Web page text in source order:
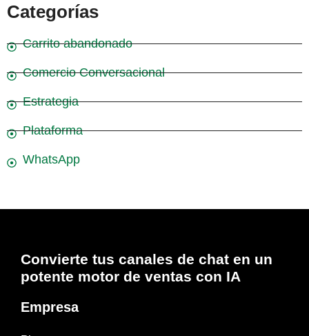
Categorías
Carrito abandonado
Comercio Conversacional
Estrategia
Plataforma
WhatsApp
Convierte tus canales de chat en un
potente motor de ventas con IA
Empresa